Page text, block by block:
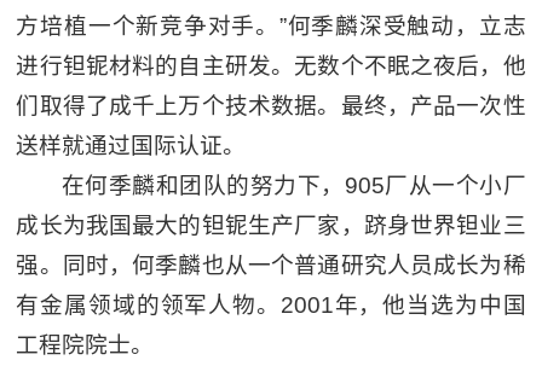
方培植一个新竞争对手。”何季麟深受触动，立志
进行钽铌材料的自主研发。无数个不眠之夜后，他
们取得了成千上万个技术数据。最终，产品一次性
送样就通过国际认证。
在何季麟和团队的努力下，905厂从一个小厂
成长为我国最大的钽铌生产厂家，跻身世界钽业三
强。同时，何季麟也从一个普通研究人员成长为稀
有金属领域的领军人物。2001年，他当选为中国
工程院院士。